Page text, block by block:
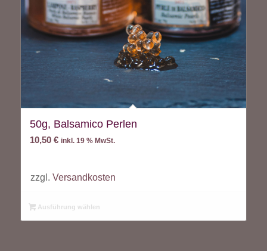
50g, Balsamico Perlen
10,50 € inkl. 19 % MwSt.
zzgl. Versandkosten
Ausführung wählen